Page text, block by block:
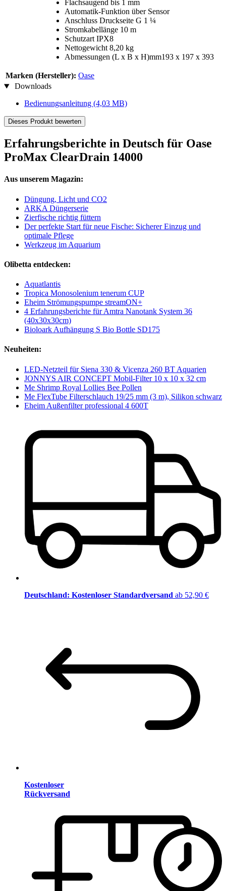
Flachsaugend bis 1 mm
Automatik-Funktion über Sensor
Anschluss Druckseite G 1 ¼
Stromkabellänge 10 m
Schutzart IPX8
Nettogewicht 8,20 kg
Abmessungen (L x B x H)mm193 x 197 x 393
Marken (Hersteller): Oase
Downloads
Bedienungsanleitung (4,03 MB)
Dieses Produkt bewerten
Erfahrungsberichte in Deutsch für Oase
ProMax ClearDrain 14000
Aus unserem Magazin:
Düngung, Licht und CO2
ARKA Düngerserie
Zierfische richtig füttern
Der perfekte Start für neue Fische: Sicherer Einzug und
optimale Pflege
Werkzeug im Aquarium
Olibetta entdecken:
Aquatlantis
Tropica Monosolenium tenerum CUP
Eheim Strömungspumpe streamON+
4 Erfahrungsberichte für Amtra Nanotank System 36
(40x30x30cm)
Bioloark Aufhängung S Bio Bottle SD175
Neuheiten:
LED-Netzteil für Siena 330 & Vicenza 260 BT Aquarien
JONNYS AIR CONCEPT Mobil-Filter 10 x 10 x 32 cm
Me Shrimp Royal Lollies Bee Pollen
Me FlexTube Filterschlauch 19/25 mm (3 m), Silikon schwarz
Eheim Außenfilter professional 4 600T
Deutschland: Kostenloser Standardversand ab 52,90 €
Kostenloser
Rückversand